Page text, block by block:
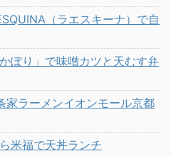
（ラエスキーナ）で自
ぽり」で味噌カツと天むす弁
家ラーメンイオンモール京都
米福で天丼ランチ